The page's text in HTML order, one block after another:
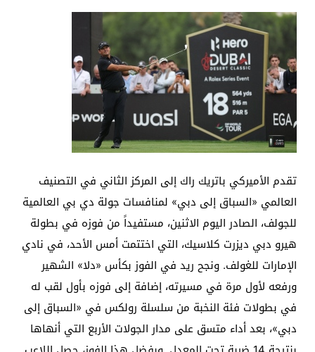
تقدم الأميركي باتريك راك إلى المركز الثاني في التصنيف
العالمي «السباق إلى دبي» لمنافسات جولة دي بي العالمية
للجولف، الصادر اليوم الاثنين، مستفيداً من فوزه في بطولة
هيرو دبي ديزرت كلاسيك، التي اختتمت أمس الأحد، في نادي
الإمارات للغولف. ونجح ريد في الفوز بكأس «دلا» الشهير
ورفعه لأول مرة في مسيرته، إضافة إلى فوزه بأول لقب له
في بطولات فئة النخبة من سلسلة رولكس في «السباق إلى
دبي»، بعد أداء متسق على مدار الجولات الأربع التي أنهاها